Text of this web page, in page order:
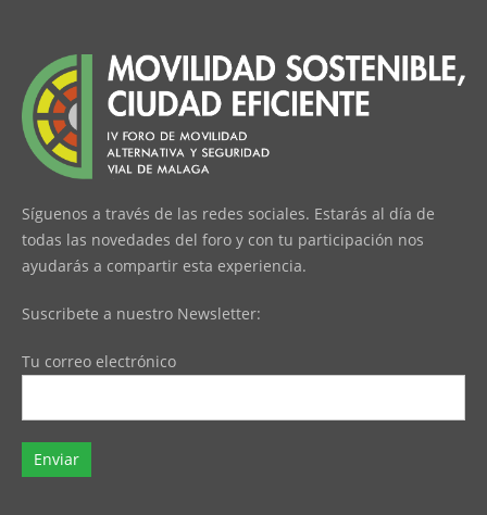
Síguenos a través de las redes sociales. Estarás al día de
todas las novedades del foro y con tu participación nos
ayudarás a compartir esta experiencia.
Suscribete a nuestro Newsletter:
Tu correo electrónico